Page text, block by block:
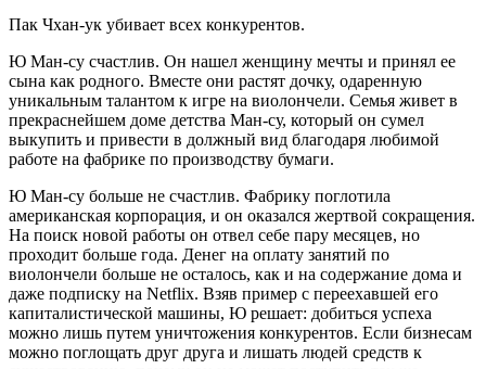
Пак Чхан-ук убивает всех конкурентов.
Ю Ман-су счастлив. Он нашел женщину мечты и принял ее
сына как родного. Вместе они растят дочку, одаренную
уникальным талантом к игре на виолончели. Семья живет в
прекраснейшем доме детства Ман-су, который он сумел
выкупить и привести в должный вид благодаря любимой
работе на фабрике по производству бумаги.
Ю Ман-су больше не счастлив. Фабрику поглотила
американская корпорация, и он оказался жертвой сокращения.
На поиск новой работы он отвел себе пару месяцев, но
проходит больше года. Денег на оплату занятий по
виолончели больше не осталось, как и на содержание дома и
даже подписку на Netflix. Взяв пример с переехавшей его
капиталистической машины, Ю решает: добиться успеха
можно лишь путем уничтожения конкурентов. Если бизнесам
можно поглощать друг друга и лишать людей средств к